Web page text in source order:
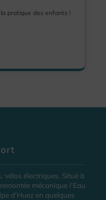
pratique des enfants !
vélos électriques. Situé à
mécanique l'Eau
d'Huez en quelques